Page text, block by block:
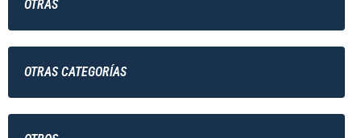
OTRAS
OTRAS CATEGORÍAS